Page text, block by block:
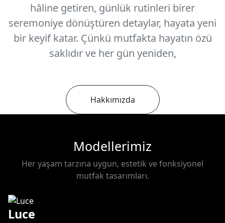
hâline getiren, günlük rutinleri birer
seremoniye dönüştüren detaylar, hayata yeni
bir keyif katar. Çünkü mutfakta hayatın özü
saklıdır ve her gün yeniden,
Hakkımızda
Modellerimiz
Her yaşam tarzına uygun, estetik ve fonksiyonel
mutfak tasarımları.
Luce